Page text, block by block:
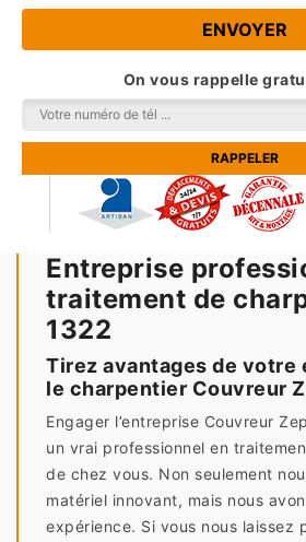
On vous rappelle
Entreprise
traitement de
1322
Tirez avantages de votre
le charpentier Couvreur
Engager l’entreprise Couvreur
un vrai professionnel en
de chez vous. Non seulement
matériel innovant, mais nous
expérience. Si vous nous laissez